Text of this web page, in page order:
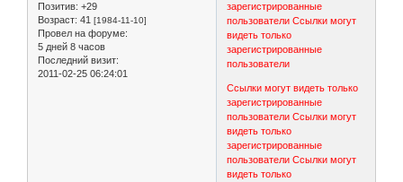
Позитив: +29
Возраст: 41 [1984-11-10]
Провел на форуме:
5 дней 8 часов
Последний визит:
2011-02-25 06:24:01
зарегистрированные
пользователи Ссылки могут
видеть только
зарегистрированные
пользователи
Ссылки могут видеть только
зарегистрированные
пользователи Ссылки могут
видеть только
зарегистрированные
пользователи Ссылки могут
видеть только